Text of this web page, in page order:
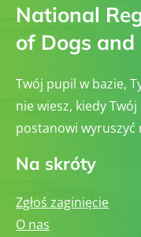
National
of Dogs and
Twój pupil w bazie,
nie wiesz, kiedy
postanowi wyruszyć
Na skróty
Zgłoś zaginięcie
O nas